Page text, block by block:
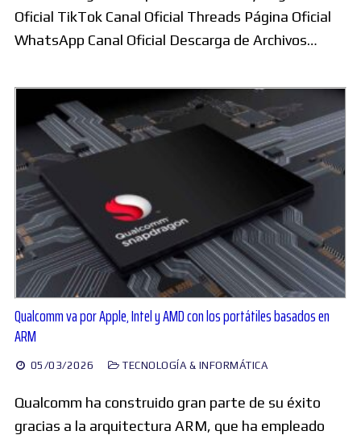
Oficial TikTok Canal Oficial Threads Página Oficial
WhatsApp Canal Oficial Descarga de Archivos…
Qualcomm va por Apple, Intel y AMD con los portátiles basados en
ARM
05/03/2026 TECNOLOGÍA & INFORMÁTICA
Qualcomm ha construido gran parte de su éxito
gracias a la arquitectura ARM, que ha empleado